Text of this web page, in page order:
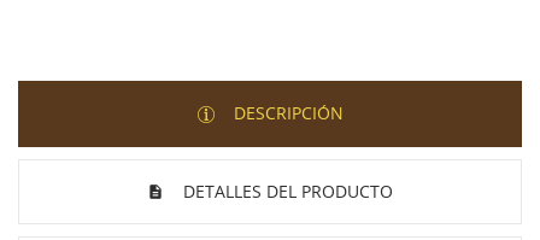
DESCRIPCIÓN
DETALLES DEL PRODUCTO